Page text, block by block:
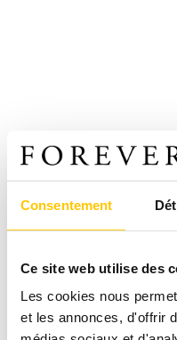
Consentement
Ce site web utilise des
Les cookies nous
et les annonces, d'offrir